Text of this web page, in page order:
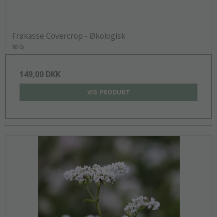
Frøkasse Covercrop - Økologisk
1613
149,00 DKK
VIS PRODUKT